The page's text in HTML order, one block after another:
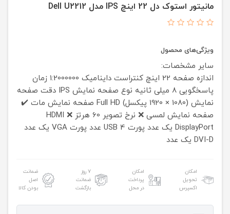
مانیتور استوک دل 22 اینچ IPS مدل Dell U2212
ویژگی‌های محصول
سایر مشخصات:
اندازه صفحه 22 اینچ
کنتراست داینامیک 1:2000000
زمان
پاسخگویی 8 میلی ثانیه
نوع صفحه نمایش IPS
دقت صفحه
نمایش (1080 × 1920 پیکسل) Full HD
صفحه نمایش مات ✔️
صفحه نمایش لمسی ❌ نرخ تصویر 60 هرتز
HDMI ❌
DisplayPort یک عدد
پورت USB 4 عدد
پورت VGA یک عدد
DVI-D یک عدد
امکان
تحویل
اکسپرس
امکان
پرداخت
در محل
۷ روز
ضمانت
بازگشت
ضمانت
اصل
بودن کالا